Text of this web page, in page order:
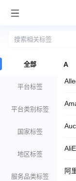
全部
平台标签
平台类别标签
国家标签
地区标签
服务品类标签
A
阿